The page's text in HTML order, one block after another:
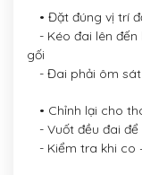
• Đặt đúng vị trí
- Kéo đai lên đến
gối
- Đai phải ôm sát
• Chỉnh lại cho
- Vuốt đều đai để
- Kiểm tra khi co